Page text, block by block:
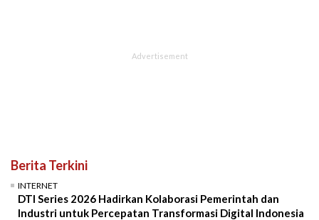
Berita Terkini
INTERNET
DTI Series 2026 Hadirkan Kolaborasi Pemerintah dan
Industri untuk Percepatan Transformasi Digital Indonesia